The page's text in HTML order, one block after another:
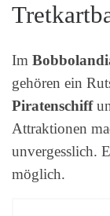
Im
gehören ein
Piratenschiff
Attraktionen
unvergesslich.
möglich.